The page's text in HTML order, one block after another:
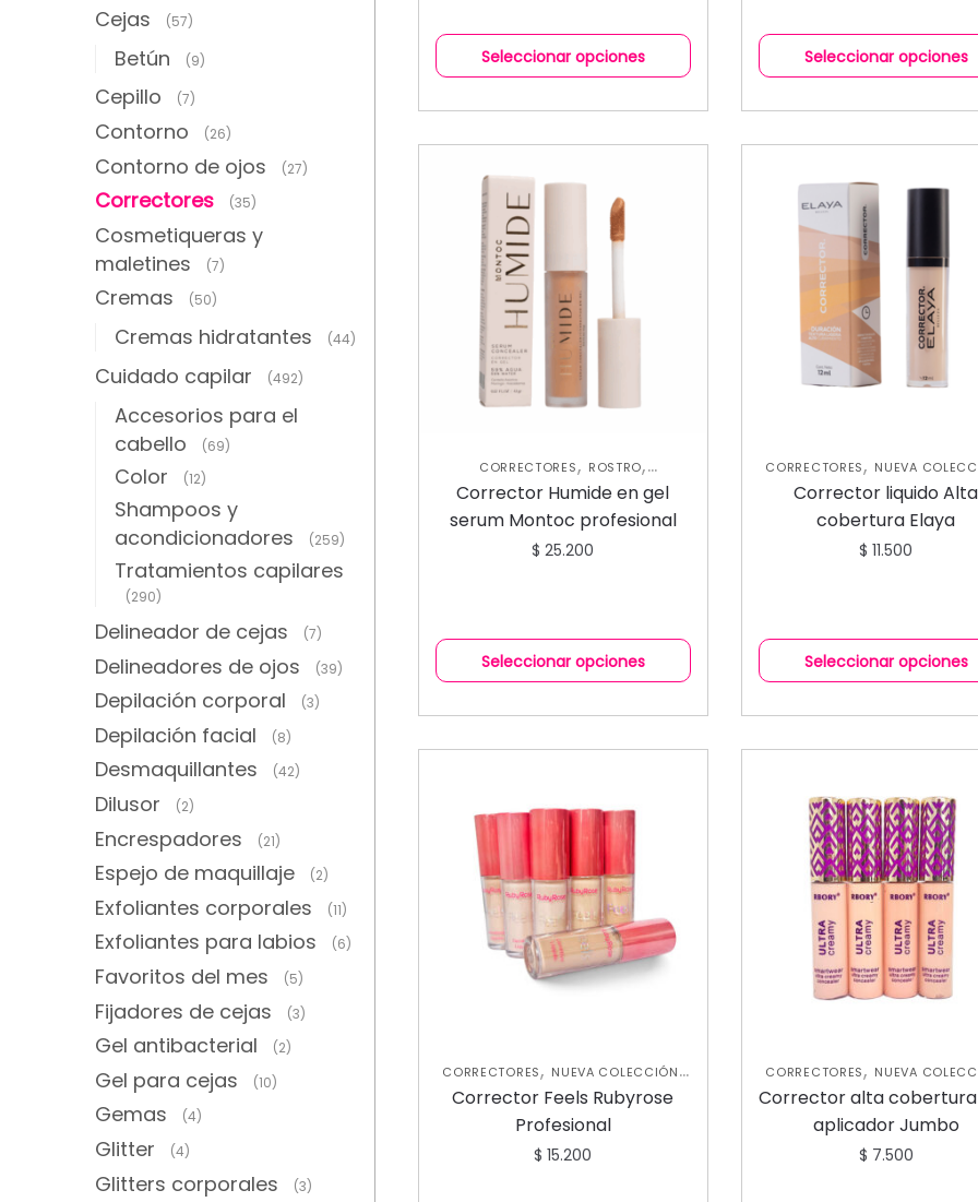
Seleccionar opciones Seleccionar opciones
CORRECTORES, ROSTRO,
UNCATEGORIZED
Corrector Humide en gel
serum Montoc profesional
$ 25.200
Seleccionar opciones
CORRECTORES, NUEVA
ROSTRO
Corrector liquido Alta
cobertura Elaya
$ 11.500
Seleccionar opciones
CORRECTORES, NUEVA COLECCIÓN,
OJOS,ROSTRO
Corrector Feels Rubyrose
Profesional
$ 15.200
CORRECTORES, NUEVA
OJOS,ROSTRO
Corrector alta
aplicador Jumbo
$ 7.500
Cejas (57)
Betún (9)
Cepillo (7)
Contorno (26)
Contorno de ojos (27)
Correctores (35)
Cosmetiqueras y
maletines
(7)
Cremas (50)
Cremas hidratantes (44)
Cuidado capilar (492)
Accesorios para el
cabello
(69)
Color (12)
Shampoos y
acondicionadores
(259)
Tratamientos capilares
(290)
Delineador de cejas (7)
Delineadores de ojos (39)
Depilación corporal (3)
Depilación facial (8)
Desmaquillantes (42)
Dilusor (2)
Encrespadores (21)
Espejo de maquillaje (2)
Exfoliantes corporales (11)
Exfoliantes para labios (6)
Favoritos del mes (5)
Fijadores de cejas (3)
Gel antibacterial (2)
Gel para cejas (10)
Gemas (4)
Glitter (4)
Glitters corporales (3)